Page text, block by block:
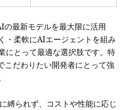
最新モデルを最大限に活用
・柔軟にAIエージェントを組み
にとって最適な選択肢です。特
こだわりたい開発者にとって強
縛られず、コストや性能に応じ